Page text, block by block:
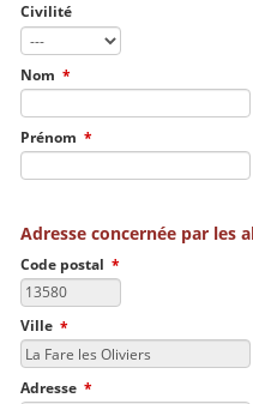
Civilité
Nom *
Prénom *
Adresse concernée par les
Code postal *
Ville *
Adresse *